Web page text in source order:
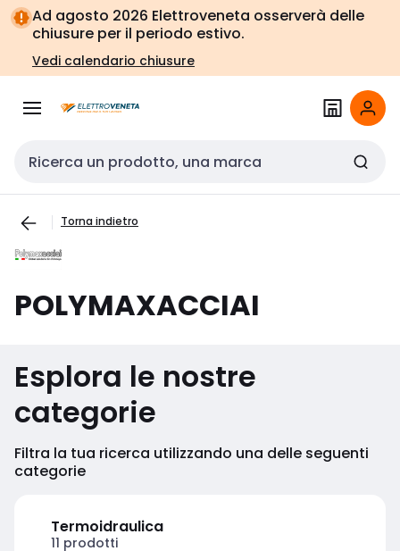
Vai alla
navigazione
Vai
alla
pagina
Ad agosto 2026 Elettroveneta osserverà delle
chiusure per il periodo estivo.
Vedi calendario chiusure
Cerca input
Torna indietro
POLYMAXACCIAI
Esplora le nostre
categorie
Filtra la tua ricerca utilizzando una delle seguenti
categorie
Termoidraulica
11 prodotti